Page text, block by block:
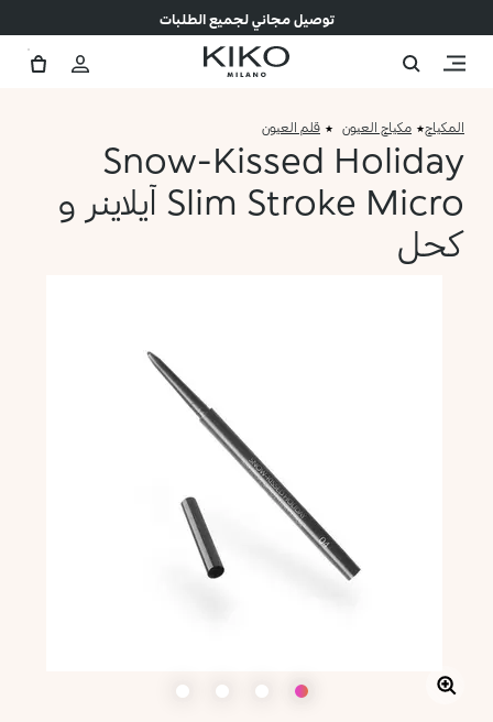
توصيل مجاني لجميع الطلبات
المكياج مكياج العيون قلم العيون
Snow-Kissed Holiday
Slim Stroke Micro آيلاينر و
كحل